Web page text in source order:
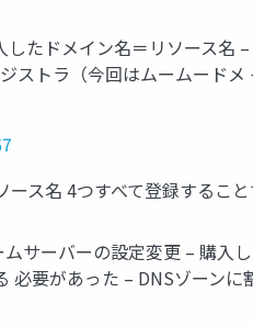
たドメイン名＝リソース名
ストラ（今回はムームードメ
ス名 4つすべて登録すること
サーバーの設定変更 – 購入
要があった – DNSゾーンに